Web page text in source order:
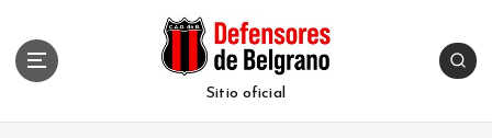
Sitio oficial